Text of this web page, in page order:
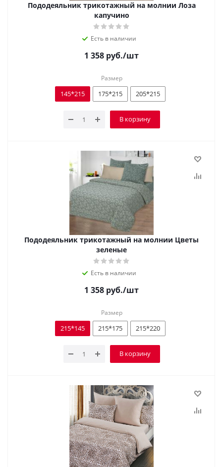
Пододеяльник трикотажный на молнии Лоза
капучино
Есть в наличии
1 358 руб./шт
Размер
145*215 175*215 205*215
В корзину
Пододеяльник трикотажный на молнии Цветы
зеленые
Есть в наличии
1 358 руб./шт
Размер
215*145 215*175 215*220
В корзину